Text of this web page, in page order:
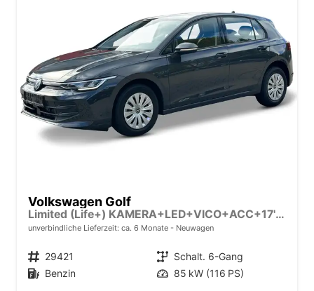
Volkswagen Golf
Limited (Life+) KAMERA+LED+VICO+ACC+17'' ALU
unverbindliche Lieferzeit: ca. 6 Monate Neuwagen
Fahrzeugnr. 29421 Getriebe Schalt. 6-Gang
Kraftstoff Benzin Leistung 85 kW (116 PS)